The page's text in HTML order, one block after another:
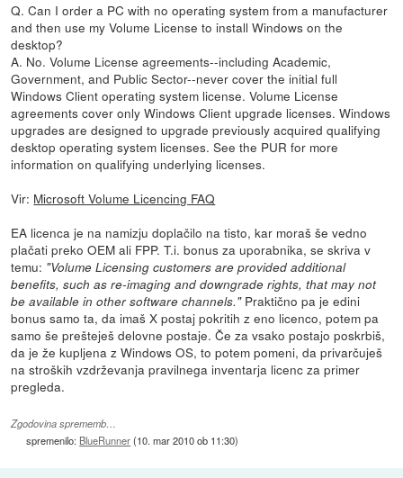
Q. Can I order a PC with no operating system from a manufacturer
and then use my Volume License to install Windows on the
desktop?
A. No. Volume License agreements--including Academic,
Government, and Public Sector--never cover the initial full
Windows Client operating system license. Volume License
agreements cover only Windows Client upgrade licenses. Windows
upgrades are designed to upgrade previously acquired qualifying
desktop operating system licenses. See the PUR for more
information on qualifying underlying licenses.
Vir: Microsoft Volume Licencing FAQ
EA licenca je na namizju doplačilo na tisto, kar moraš še vedno
plačati preko OEM ali FPP. T.i. bonus za uporabnika, se skriva v
temu: "Volume Licensing customers are provided additional
benefits, such as re-imaging and downgrade rights, that may not
be available in other software channels."Praktično pa je edini
bonus samo ta, da imaš X postaj pokritih z eno licenco, potem pa
samo še prešteješ delovne postaje. Če za vsako postajo poskrbiš,
da je že kupljena z Windows OS, to potem pomeni, da privarčuješ
na stroških vzdrževanja pravilnega inventarja licenc za primer
pregleda.
Zgodovina sprememb…
spremenilo: BlueRunner(10. mar 2010 ob 11:30)